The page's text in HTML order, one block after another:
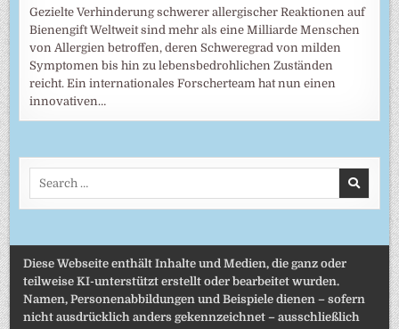
Gezielte Verhinderung schwerer allergischer Reaktionen auf
Bienengift Weltweit sind mehr als eine Milliarde Menschen
von Allergien betroffen, deren Schweregrad von milden
Symptomen bis hin zu lebensbedrohlichen Zuständen
reicht. Ein internationales Forscherteam hat nun einen
innovativen…
Diese Webseite enthält Inhalte und Medien, die ganz oder
teilweise KI-unterstützt erstellt oder bearbeitet wurden.
Namen, Personenabbildungen und Beispiele dienen – sofern
nicht ausdrücklich anders gekennzeichnet – ausschließlich